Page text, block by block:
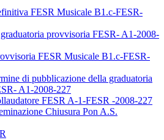
FESR Musicale B1.c-FESR-
provvisoria FESR- A1-2008-
FESR Musicale B1.c-FESR-
di pubblicazione della graduatoria
A1-2008-227
FESR A-1-FESR -2008-227
Chiusura Pon A.S.